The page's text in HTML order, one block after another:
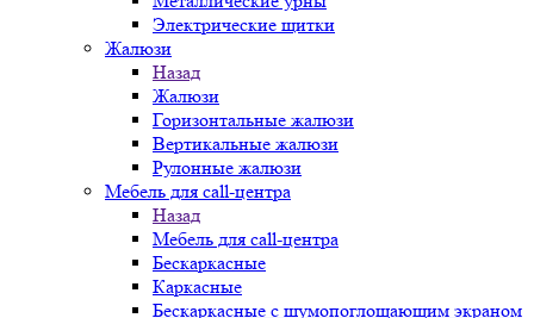
Электрические щитки
Жалюзи
Назад
Жалюзи
Горизонтальные жалюзи
Вертикальные жалюзи
Рулонные жалюзи
Мебель для call-центра
Назад
Мебель для call-центра
Бескаркасные
Каркасные
Бескаркасные с шумопоглощающим экраном